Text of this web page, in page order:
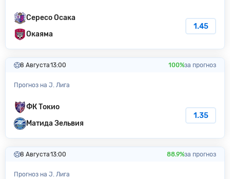
Сересо Осака
Окаяма
1.45
8 Августа13:00 100%за прогноз
Прогноз на J. Лига
ФК Токио
Матида Зельвия
1.35
8 Августа13:00 88.9%за прогноз
Прогноз на J. Лига